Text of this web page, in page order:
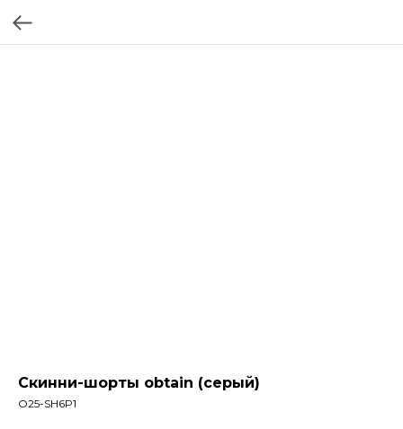
Скинни-шорты obtain (серый)
O25-SH6P1